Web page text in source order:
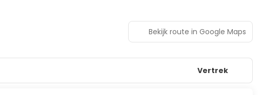
Bekijk route in Google Maps
Vertrek